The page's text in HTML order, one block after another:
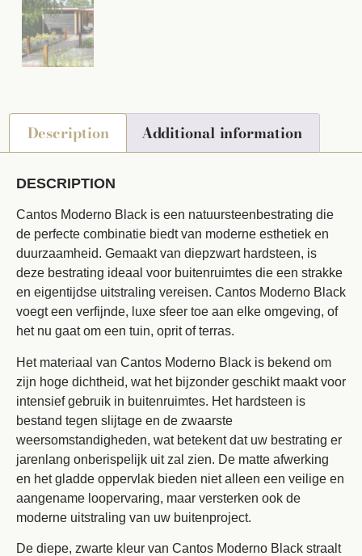
Description Additional information
DESCRIPTION
Cantos Moderno Black is een natuursteenbestrating die
de perfecte combinatie biedt van moderne esthetiek en
duurzaamheid. Gemaakt van diepzwart hardsteen, is
deze bestrating ideaal voor buitenruimtes die een strakke
en eigentijdse uitstraling vereisen. Cantos Moderno Black
voegt een verfijnde, luxe sfeer toe aan elke omgeving, of
het nu gaat om een tuin, oprit of terras.
Het materiaal van Cantos Moderno Black is bekend om
zijn hoge dichtheid, wat het bijzonder geschikt maakt voor
intensief gebruik in buitenruimtes. Het hardsteen is
bestand tegen slijtage en de zwaarste
weersomstandigheden, wat betekent dat uw bestrating er
jarenlang onberispelijk uit zal zien. De matte afwerking
en het gladde oppervlak bieden niet alleen een veilige en
aangename loopervaring, maar versterken ook de
moderne uitstraling van uw buitenproject.
De diepe, zwarte kleur van Cantos Moderno Black straalt